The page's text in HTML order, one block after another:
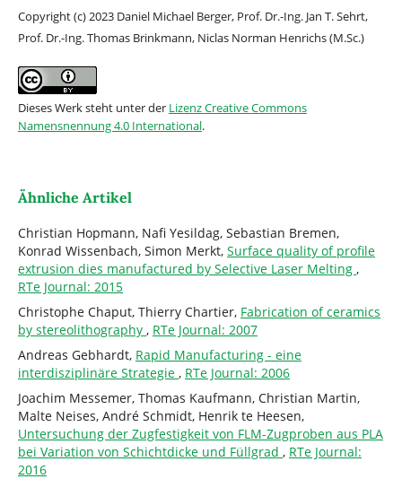
Copyright (c) 2023 Daniel Michael Berger, Prof. Dr.-Ing. Jan T. Sehrt,
Prof. Dr.-Ing. Thomas Brinkmann, Niclas Norman Henrichs (M.Sc.)
Dieses Werk steht unter der Lizenz Creative Commons
Namensnennung 4.0 International.
Ähnliche Artikel
Christian Hopmann, Nafi Yesildag, Sebastian Bremen,
Konrad Wissenbach, Simon Merkt, Surface quality of profile
extrusion dies manufactured by Selective Laser Melting ,
RTe Journal: 2015
Christophe Chaput, Thierry Chartier, Fabrication of ceramics
by stereolithography , RTe Journal: 2007
Andreas Gebhardt, Rapid Manufacturing - eine
interdisziplinäre Strategie , RTe Journal: 2006
Joachim Messemer, Thomas Kaufmann, Christian Martin,
Malte Neises, André Schmidt, Henrik te Heesen,
Untersuchung der Zugfestigkeit von FLM-Zugproben aus PLA
bei Variation von Schichtdicke und Füllgrad , RTe Journal:
2016